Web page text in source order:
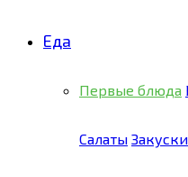
Еда
Первые блюда
Салаты Закуски